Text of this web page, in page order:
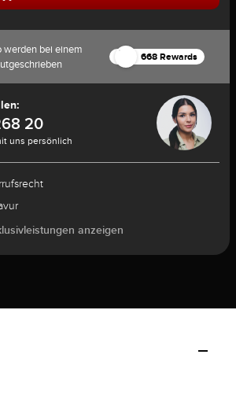
werden bei einem
668 Rewards
20
uns persönlich
anzeigen